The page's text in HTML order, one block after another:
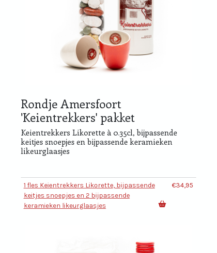
Rondje Amersfoort
'Keientrekkers' pakket
Keientrekkers Likorette à 0.35cl, bijpassende
keitjes snoepjes en bijpassende keramieken
likeurglaasjes
1 fles Keientrekkers Likorette, bijpassende
keitjes snoepjes en 2 bijpassende
keramieken likeurglaasjes
€34,95